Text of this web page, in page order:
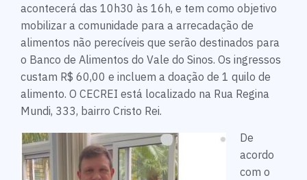
acontecerá das 10h30 às 16h, e tem como objetivo
mobilizar a comunidade para a arrecadação de
alimentos não perecíveis que serão destinados para
o Banco de Alimentos do Vale do Sinos. Os ingressos
custam R$ 60,00 e incluem a doação de 1 quilo de
alimento. O CECREI está localizado na Rua Regina
Mundi, 333, bairro Cristo Rei.
De
acordo
com o